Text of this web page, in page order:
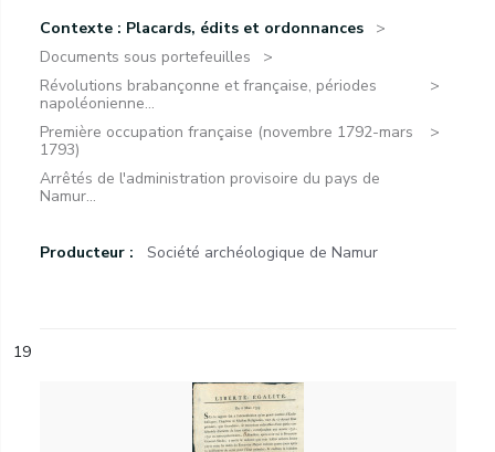
Contexte : Placards, édits et ordonnances
Documents sous portefeuilles
Révolutions brabançonne et française, périodes
napoléonienne...
Première occupation française (novembre 1792-mars
1793)
Arrêtés de l'administration provisoire du pays de
Namur...
Producteur : Société archéologique de Namur
19